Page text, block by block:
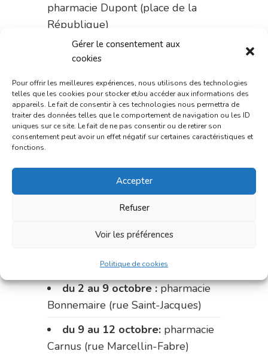
Gérer le consentement aux
cookies
Pour offrir les meilleures expériences, nous utilisons des technologies
telles que les cookies pour stocker et/ou accéder aux informations des
appareils. Le fait de consentir à ces technologies nous permettra de
traiter des données telles que le comportement de navigation ou les ID
uniques sur ce site. Le fait de ne pas consentir ou de retirer son
consentement peut avoir un effet négatif sur certaines caractéristiques et
fonctions.
Accepter
Refuser
Voir les préférences
Politique de cookies
pharmacie Dupont (place de la
République)
Le 14 septembre :pharmacie
Charignon-Dumas (La Fouillade)
du 14 au 18 septembre :
pharmacie Palobart (Laguépie)
du 18 au 25 septembre :
du 25 au 28 septembre :
pharmacie du marché (2 allées
Aristide Briand)
Du 28 septembre au 1er
Dumas (La Fouillade)
du 2 au 9 octobre :pharmacie
Bonnemaire (rue Saint-Jacques)
du 9 au 12 octobre: pharmacie
Carnus (rue Marcellin-Fabre)